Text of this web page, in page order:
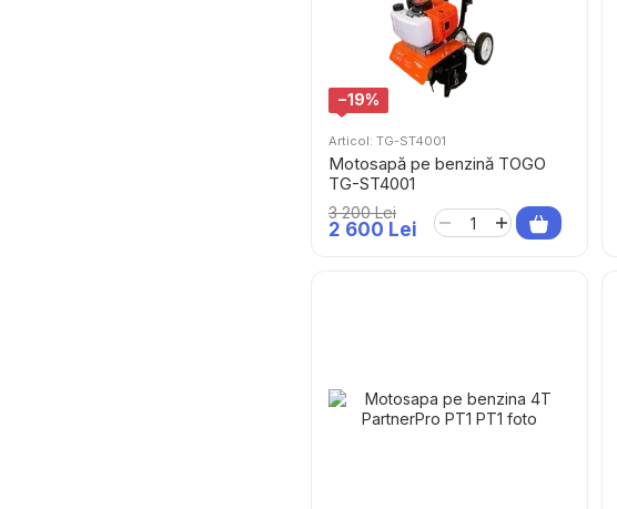
−19%
Articol: TG-ST4001
Motosapă pe benzină TOGO
TG-ST4001
3 200 Lei
2 600 Lei